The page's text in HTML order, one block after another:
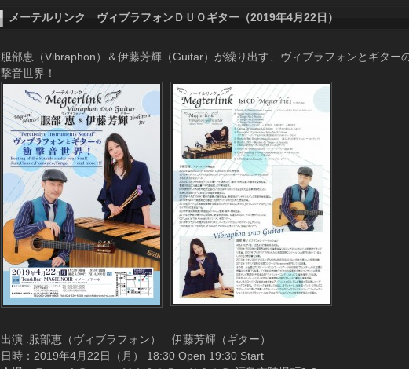
メーテルリンク ヴィブラフォンＤＵＯギター（2019年4月22日）
服部恵（Vibraphon）＆伊藤芳輝（Guitar）が繰り出す、ヴィブラフォンとギター
撃音世界！
出演 :服部恵（ヴィブラフォン） 伊藤芳輝（ギター）
日時：2019年4月22日（月） 18:30 Open 19:30 Start